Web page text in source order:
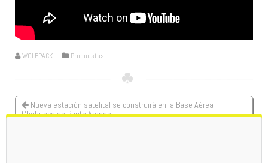
WOLFPACK Propuestas
Nueva estación satelital se construirá en la Base Aérea
Chabunco de Punta Arenas